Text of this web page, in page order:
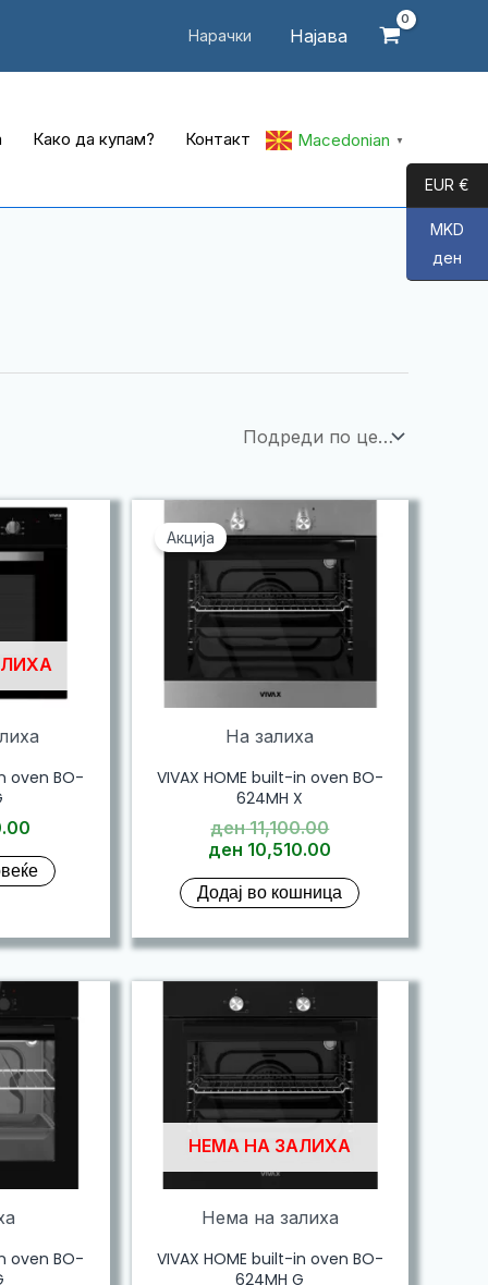
Нарачки Најава
Како да купам? Контакт Macedonian ▼
oven BO-
Акција
На залиха
VIVAX HOME built-in oven BO-
624MH X
ден11,100.00Original
price
ден 11,100.00.
ден 10,510.00
is:
ден 10,510.00.
Додај во кошница
oven BO-
НЕМА НА ЗАЛИХА
Нема на залиха
VIVAX HOME built-in oven BO-
624MH G
EUR €
MKD
ден